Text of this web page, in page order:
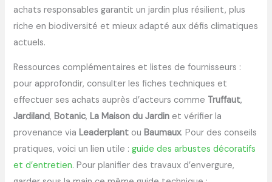
achats responsables garantit un jardin plus résilient, plus
riche en biodiversité et mieux adapté aux défis climatiques
actuels.
Ressources complémentaires et listes de fournisseurs :
pour approfondir, consulter les fiches techniques et
effectuer ses achats auprès d’acteurs comme Truffaut,
Jardiland,Botanic,La Maison du Jardin et vérifier la
provenance viaLeaderplant ouBaumaux. Pour des conseils
pratiques, voici un lien utile :guide des arbustes décoratifs
et d’entretien. Pour planifier des travaux d’envergure,